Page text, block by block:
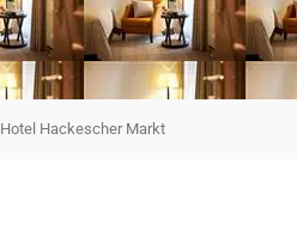
Hotel Hackescher Markt